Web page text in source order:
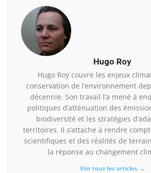
Hugo Roy
Hugo Roy couvre les enjeux
conservation de l’environnement
décennie. Son travail l’a mené à
politiques d’atténuation des
biodiversité et les stratégies
territoires. Il s’attache à rendre
scientifiques et des réalités de
la réponse au changement
Voir tous les articles →